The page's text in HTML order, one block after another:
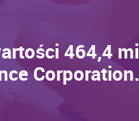
464,4
Corporation.